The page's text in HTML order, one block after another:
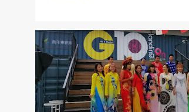
ASIE DU SUD-EST CAMBODGE